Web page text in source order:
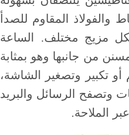
المقاوم للصدأ
المتخصصين أنه يمكن اختيار ما بين 32 شكل مزيج مختلف. الساعة
من جانبها وهو بمثابة
تكبير وتصغير الشاشة،
وتصفح الرسائل والبريد
الملاحة.